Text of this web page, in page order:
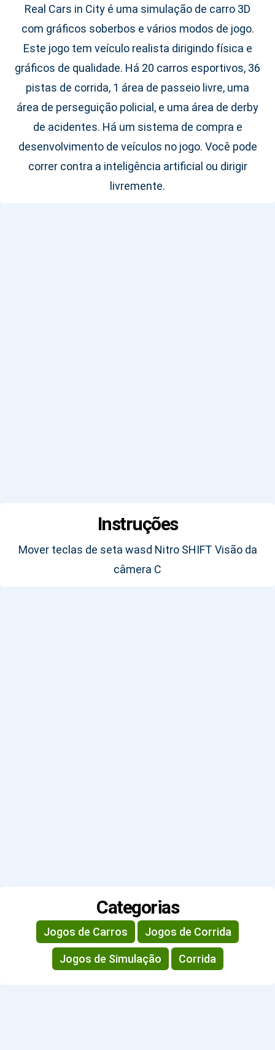
Real Cars in City é uma simulação de carro 3D
com gráficos soberbos e vários modos de jogo.
Este jogo tem veículo realista dirigindo física e
gráficos de qualidade. Há 20 carros esportivos, 36
pistas de corrida, 1 área de passeio livre, uma
área de perseguição policial, e uma área de derby
de acidentes. Há um sistema de compra e
desenvolvimento de veículos no jogo. Você pode
correr contra a inteligência artificial ou dirigir
livremente.
Instruções
Mover teclas de seta wasd Nitro SHIFT Visão da
câmera C
Categorias
Jogos de Carros Jogos de Corrida
Jogos de Simulação Corrida